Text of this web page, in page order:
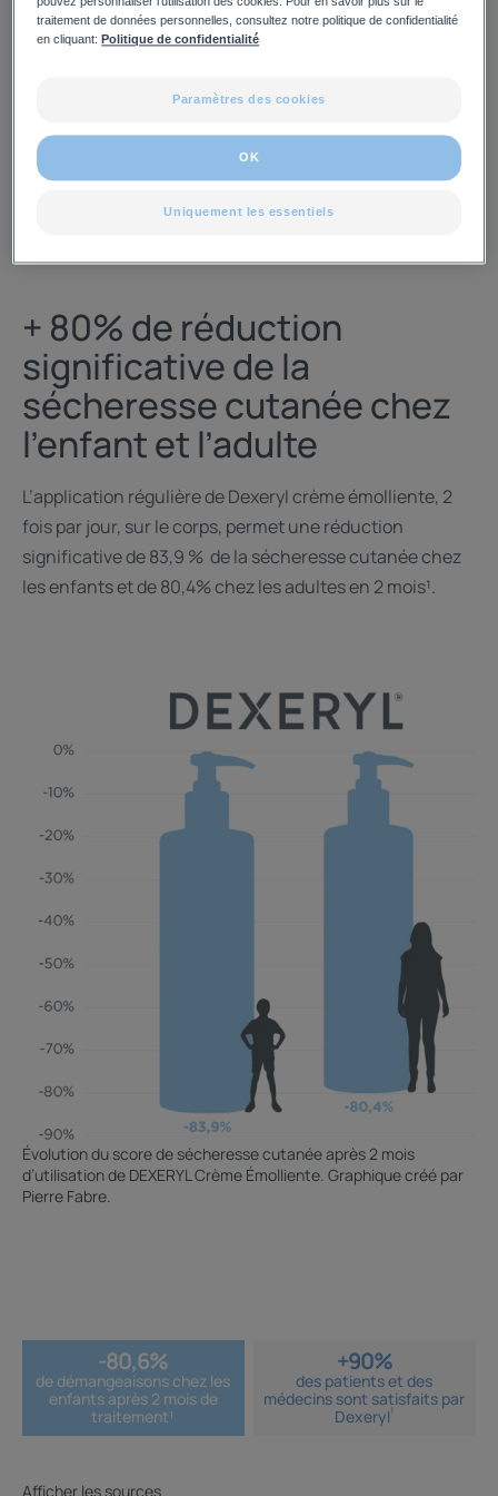
+ 80% de réduction
significative de la
sécheresse cutanée chez
l’enfant et l’adulte
L’application régulière de Dexeryl crème émolliente, 2
fois par jour, sur le corps, permet une réduction
significative de 83,9 % de la sécheresse cutanée chez
les enfants et de 80,4% chez les adultes en 2 mois¹.
Évolution du score de sécheresse cutanée après 2 mois
d’utilisation de DEXERYL Crème Émolliente. Graphique créé par
Pierre Fabre.
-80,6%
de démangeaisons chez les
enfants après 2 mois de
traitement¹
+90%
des patients et des
médecins sont satisfaits par
Dexeryl¹
Afficher les sources
traitement de données personnelles, consultez notre politique de confidentialité
en cliquant: Politique de confidentialité
Paramètres des cookies
Uniquement les essentiels
OK